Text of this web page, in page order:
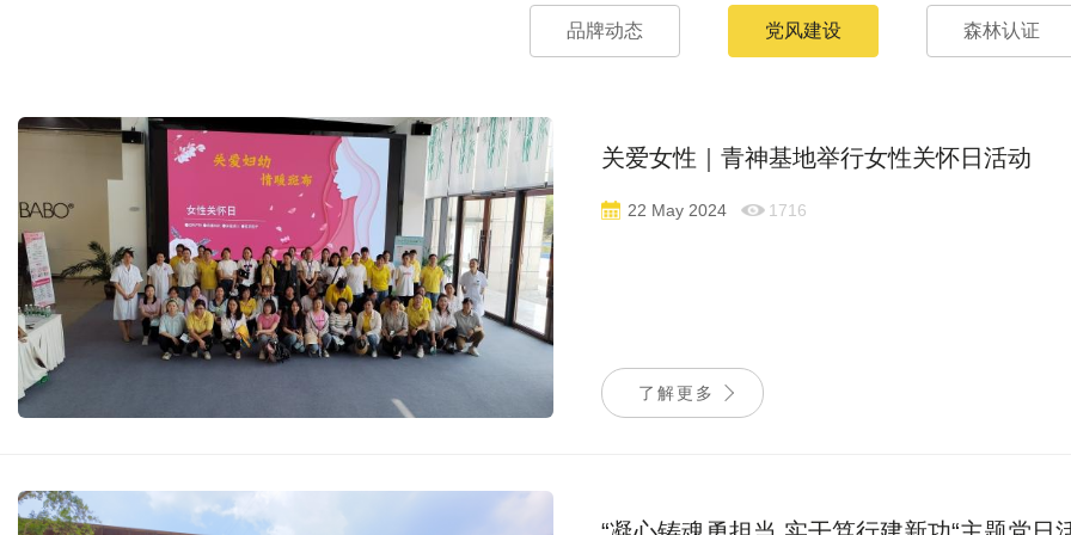
品牌动态 党风建设 森林认证
关爱女性｜青神基地举行女性关怀日活动
22 May 2024 1716
了解更多